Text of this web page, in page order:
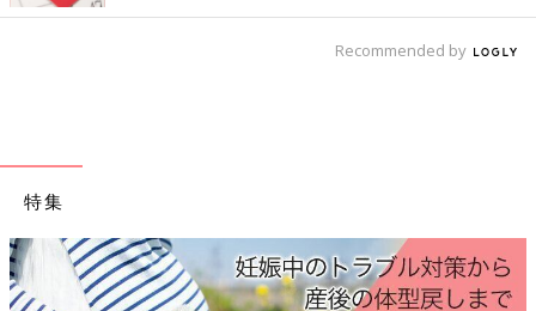
柄は一目で気に入って即買いしたんだとか！履くだけでコーデが
Recommended by
特集